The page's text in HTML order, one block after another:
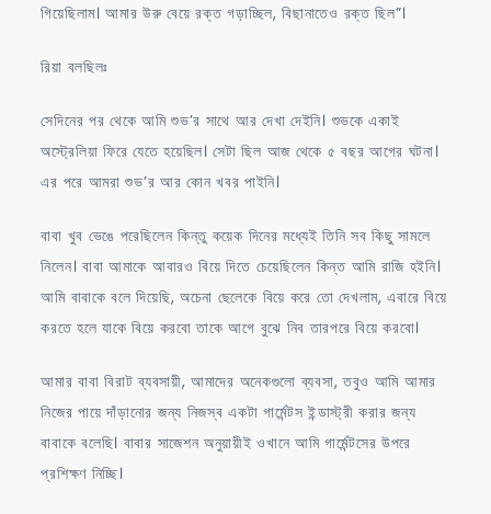
গিয়েছিলাম। আমার উরু বেয়ে রক্ত গড়াচ্ছিল, বিছানাতেও রক্ত ছিল”।
রিয়া বলছিলঃ
সেদিনের পর থেকে আমি শুভ’র সাথে আর দেখা দেইনি। শুভকে একাই
অস্ট্রেলিয়া ফিরে যেতে হয়েছিল। সেটা ছিল আজ থেকে ৫ বছর আগের ঘটনা।
এর পরে আমরা শুভ’র আর কোন খবর পাইনি।
বাবা খুব ভেঙে পরেছিলেন কিন্তু কয়েক দিনের মধ্যেই তিনি সব কিছু সামলে
নিলেন। বাবা আমাকে আবারও বিয়ে দিতে চেয়েছিলেন কিন্ত আমি রাজি হইনি।
আমি বাবাকে বলে দিয়েছি, অচেনা ছেলেকে বিয়ে করে তো দেখলাম, এবারে বিয়ে
করতে হলে যাকে বিয়ে করবো তাকে আগে বুঝে নিব তারপরে বিয়ে করবো।
আমার বাবা বিরাট ব্যবসায়ী, আমাদের অনেকগুলো ব্যবসা, তবুও আমি আমার
নিজের পায়ে দাঁড়ানোর জন্য নিজস্ব একটা গার্মেন্টস ইন্ডাস্ট্রী করার জন্য
বাবাকে বলেছি। বাবার সাজেশন অনুয়ায়ীই ওখানে আমি গার্মেন্টসের উপরে
প্রশিক্ষণ নিচ্ছি।